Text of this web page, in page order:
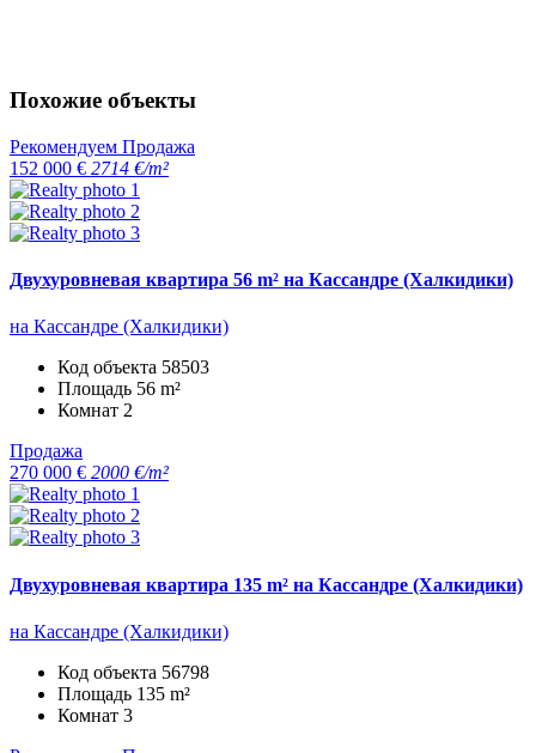
Похожие объекты
Рекомендуем Продажа
152 000 € 2714 €/m²
Двухуровневая квартира 56 m² на Кассандре (Халкидики)
на Кассандре (Халкидики)
Код объекта 58503
Площадь 56 m²
Комнат 2
Продажа
270 000 € 2000 €/m²
Двухуровневая квартира 135 m² на Кассандре (Халкидики)
на Кассандре (Халкидики)
Код объекта 56798
Площадь 135 m²
Комнат 3